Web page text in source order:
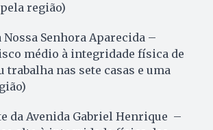
região)
Nossa Senhora Aparecida –
médio à integridade física de
trabalha nas sete casas e uma
da Avenida Gabriel Henrique –